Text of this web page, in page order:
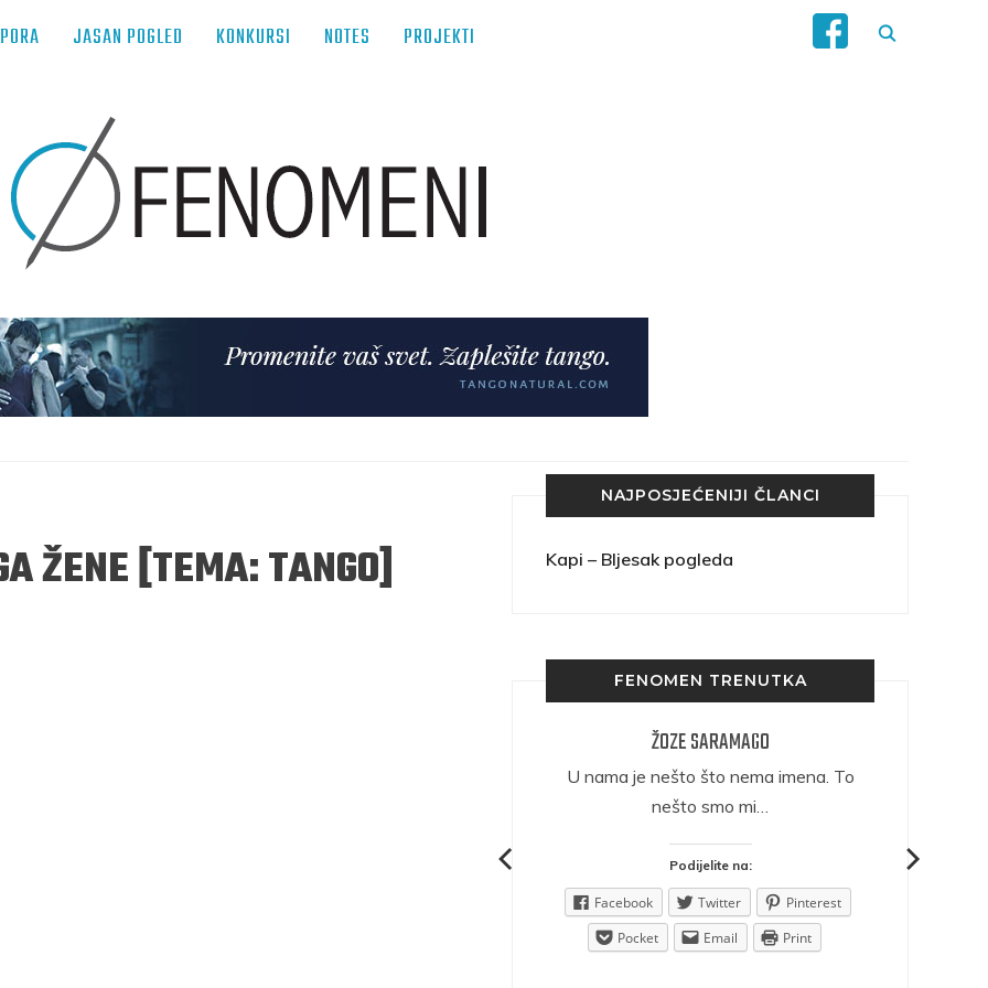
JASAN POGLED KONKURSI NOTES PROJEKTI
ŽENE [TEMA: TANGO]
NAJPOSJEĆENIJI ČLANCI
Kapi – Bljesak pogleda
FENOMEN TRENUTKA
ŽOZE SARAMAGO
U nama je nešto što nema imena. To
nešto smo mi…
Podijelite na:
Facebook Twitter
Pinterest
Pocket
Email Print